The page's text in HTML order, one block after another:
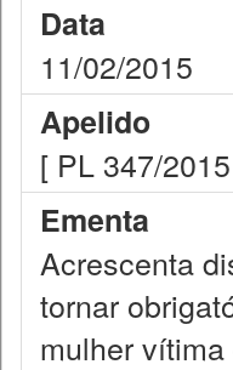
Data
11/02/2015
Apelido
[ PL 347/
Ementa
Acrescenta
tornar
mulher